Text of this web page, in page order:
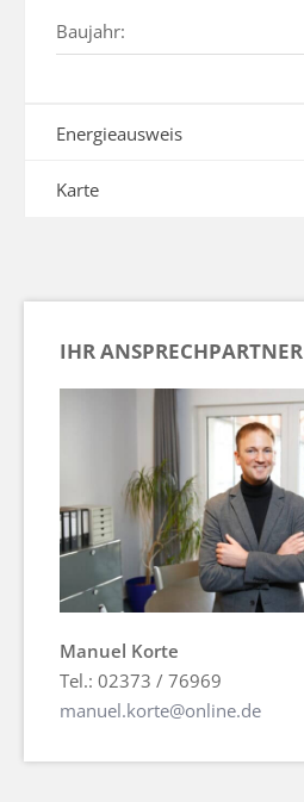
Baujahr:
Energieausweis
Karte
IHR ANSPRECHPARTNER
Manuel Korte
Tel.: 02373 / 76969
manuel.korte@online.de